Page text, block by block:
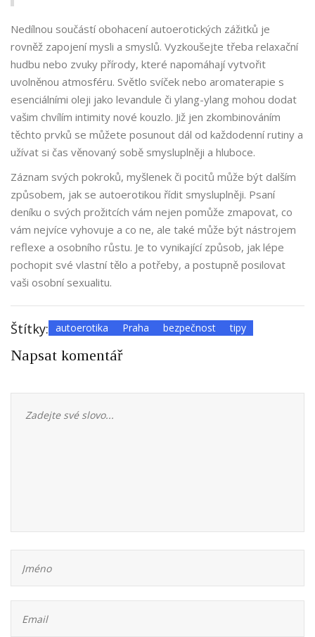
Nedílnou součástí obohacení autoerotických zážitků je
rovněž zapojení mysli a smyslů. Vyzkoušejte třeba relaxační
hudbu nebo zvuky přírody, které napomáhají vytvořit
uvolněnou atmosféru. Světlo svíček nebo aromaterapie s
esenciálními oleji jako levandule či ylang-ylang mohou dodat
vašim chvílím intimity nové kouzlo. Již jen zkombinováním
těchto prvků se můžete posunout dál od každodenní rutiny a
užívat si čas věnovaný sobě smysluplněji a hluboce.
Záznam svých pokroků, myšlenek či pocitů může být dalším
způsobem, jak se autoerotikou řídit smysluplněji. Psaní
deníku o svých prožitcích vám nejen pomůže zmapovat, co
vám nejvíce vyhovuje a co ne, ale také může být nástrojem
reflexe a osobního růstu. Je to vynikající způsob, jak lépe
pochopit své vlastní tělo a potřeby, a postupně posilovat
vaši osobní sexualitu.
Štítky: autoerotika Praha bezpečnost tipy
Napsat komentář